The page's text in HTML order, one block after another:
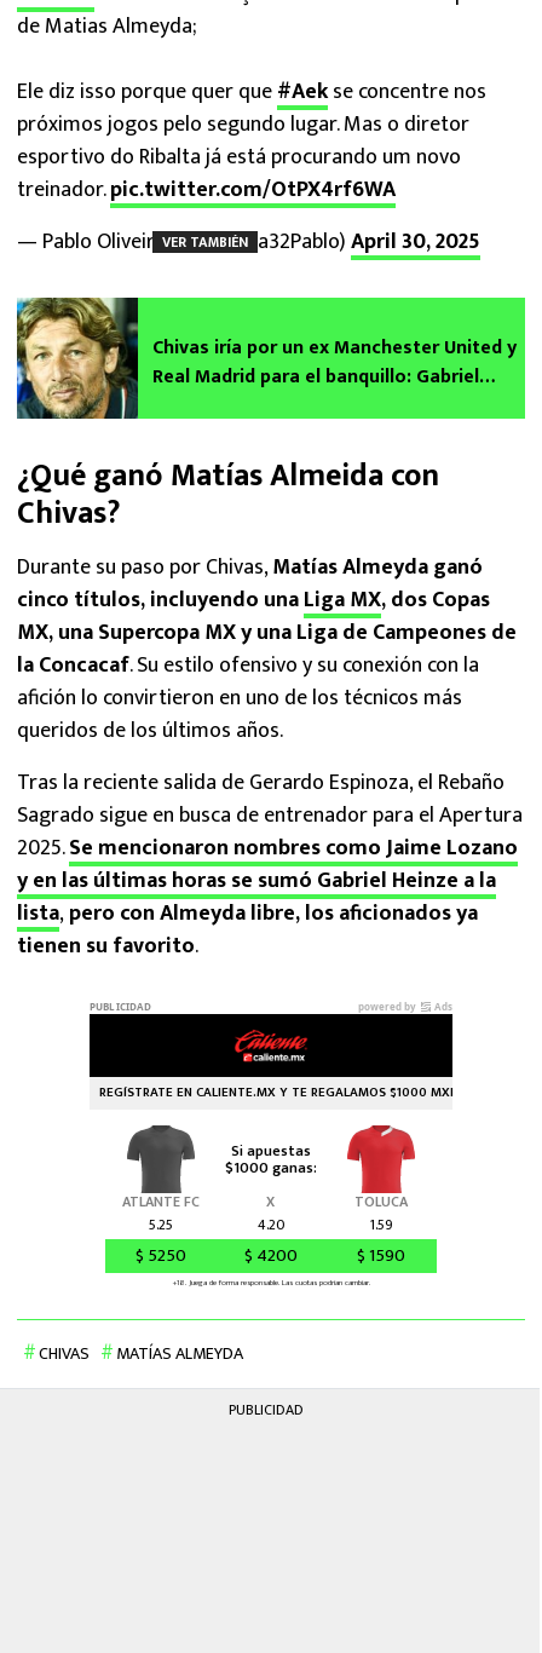
de Matias Almeyda;
Ele diz isso porque quer que#Aekse concentre nos
próximos jogos pelo segundo lugar. Mas o diretor
esportivo do Ribalta já está procurando um novo
treinador.pic.twitter.com/OtPX4rf6WA
— Pablo Oliveira (@Oliveira32Pablo)April 30, 2025
VER TAMBIÉN
Chivas iría por un ex Manchester United y
Real Madrid para el banquillo: Gabriel
¿Qué ganó Matías Almeida con
Chivas?
Durante su paso por Chivas,Matías Almeyda ganó
cinco títulos, incluyendo unaLiga MX, dos Copas
MX, una Supercopa MX y una Liga de Campeones de
la Concacaf. Su estilo ofensivo y su conexión con la
afición lo convirtieron en uno de los técnicos más
queridos de los últimos años.
Tras la reciente salida de Gerardo Espinoza, el Rebaño
Sagrado sigue en busca de entrenador para el Apertura
2025.Se mencionaron nombres como Jaime Lozano
y en las últimas horas se sumó Gabriel Heinze a la
lista,pero con Almeyda libre, los aficionados ya
tienen su favorito.
CHIVAS MATÍAS ALMEYDA
PUBLICIDAD